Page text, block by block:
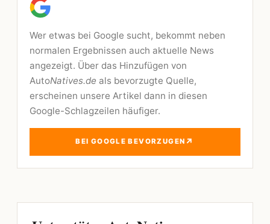
Wer etwas bei Google sucht, bekommt neben
normalen Ergebnissen auch aktuelle News
angezeigt. Über das Hinzufügen von
AutoNatives.de als bevorzugte Quelle,
erscheinen unsere Artikel dann in diesen
Google-Schlagzeilen häufiger.
BEI GOOGLE BEVORZUGEN ↗